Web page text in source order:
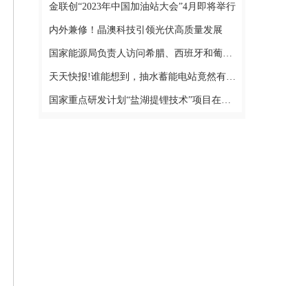
金联创“2023年中国加油站大会”4月即将举行
内外兼修！晶澳科技引领光伏高质量发展
国家能源局负责人访问希腊、西班牙和葡萄牙推动清洁能源伙伴关系
天天快报!谁能想到，抽水蓄能电站竟然有几十种类型！
国家重点研发计划“盐湖提锂技术”项目在陕启动